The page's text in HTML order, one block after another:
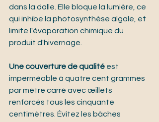
dans la dalle. Elle bloque la lumière, ce
qui inhibe la photosynthèse algale, et
limite l'évaporation chimique du
produit d'hivernage.
Une couverture de qualité est
imperméable à quatre cent grammes
par mètre carré avec œillets
renforcés tous les cinquante
centimètres. Évitez les bâches